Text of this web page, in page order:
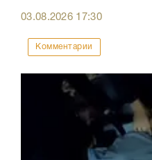
03.08.2026 17:30
Комментарии